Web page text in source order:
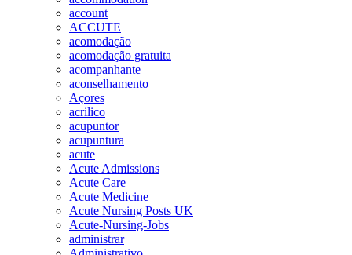
account
ACCUTE
acomodação
acomodação gratuita
acompanhante
aconselhamento
Açores
acrilico
acupuntor
acupuntura
acute
Acute Admissions
Acute Care
Acute Medicine
Acute Nursing Posts UK
Acute-Nursing-Jobs
administrar